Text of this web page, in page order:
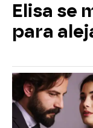
Elisa se
para